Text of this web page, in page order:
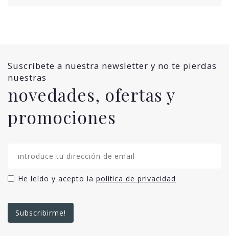
Suscríbete a nuestra newsletter y no te pierdas
nuestras
novedades, ofertas y
promociones
He leído y acepto la política de privacidad